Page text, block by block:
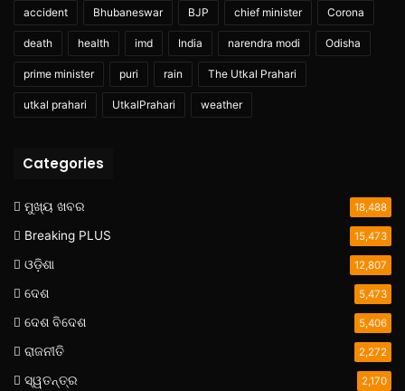
accident Bhubaneswar BJP chief minister Corona
death health imd India narendra modi Odisha
prime minister puri rain The Utkal Prahari
utkal prahari UtkalPrahari weather
Categories
ମୁଖ୍ୟ ଖବର 18,488
Breaking PLUS 15,473
ଓଡ଼ିଶା 12,807
ଦେଶ 5,473
ଦେଶ ବିଦେଶ 5,406
ରାଜନୀତି 2,272
ସ୍ୱତନ୍ତ୍ର 2,170